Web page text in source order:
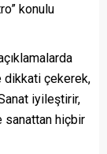
konulu
dikkati çekerek,
iyileştirir,
sanattan hiçbir